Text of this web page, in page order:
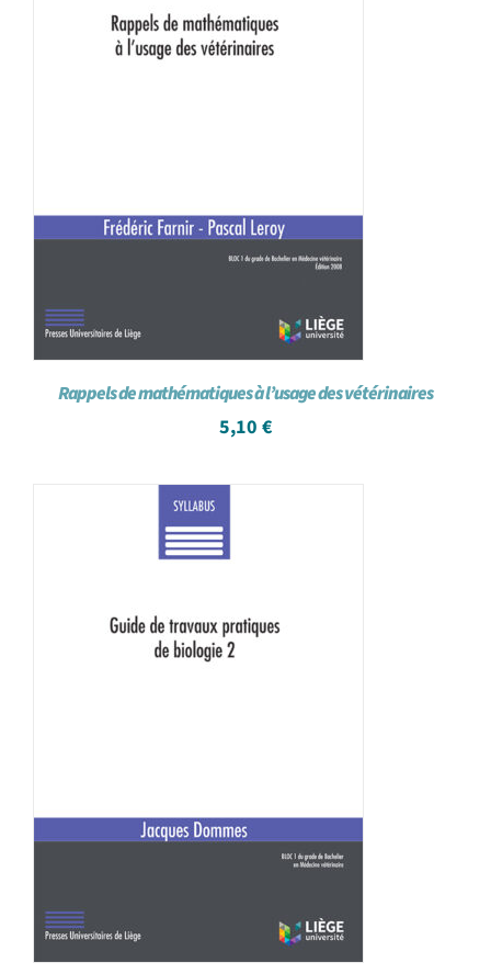
Rappels de mathématiques à l’usage des vétérinaires
5,10 €